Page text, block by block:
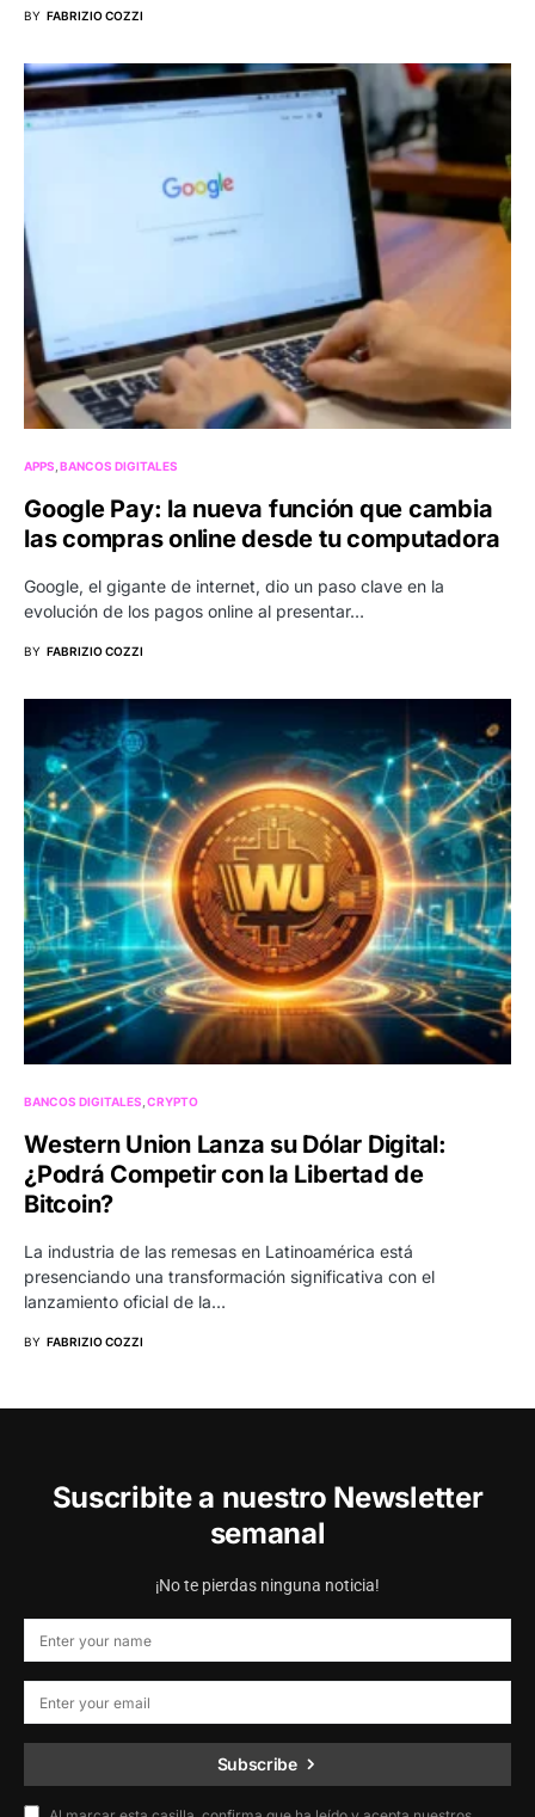
BY FABRIZIO COZZI
APPS BANCOS DIGITALES
Google Pay: la nueva función que cambia
las compras online desde tu computadora
Google, el gigante de internet, dio un paso clave en la
evolución de los pagos online al presentar…
BY FABRIZIO COZZI
BANCOS DIGITALES CRYPTO
Western Union Lanza su Dólar Digital:
¿Podrá Competir con la Libertad de
Bitcoin?
La industria de las remesas en Latinoamérica está
presenciando una transformación significativa con el
lanzamiento oficial de la…
BY FABRIZIO COZZI
Suscribite a nuestro Newsletter
semanal
¡No te pierdas ninguna noticia!
Subscribe